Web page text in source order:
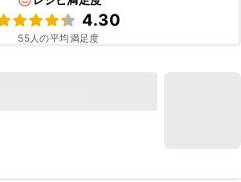
4.30
55人の平均満足度